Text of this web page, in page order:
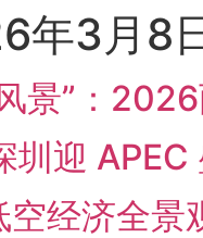
年3月8
景”：
圳迎
经济全景